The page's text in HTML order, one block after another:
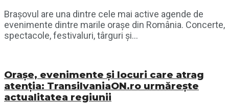
Brașovul are una dintre cele mai active agende de
evenimente dintre marile orașe din România. Concerte,
spectacole, festivaluri, târguri și...
Orașe, evenimente și locuri care atrag
atenția: TransilvaniaON.ro urmărește
actualitatea regiunii